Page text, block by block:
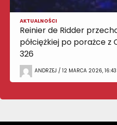
AKTUALNOŚCI
Reinier de Ridder
półciężkiej po porażce z
326
ANDRZEJ / 12 MARCA 2026, 16:43